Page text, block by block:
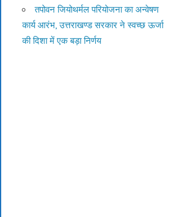
तपोवन जियोथर्मल परियोजना का अन्वेषण
कार्य आरंभ, उत्तराखण्ड सरकार ने स्वच्छ ऊर्जा
की दिशा में एक बड़ा निर्णय